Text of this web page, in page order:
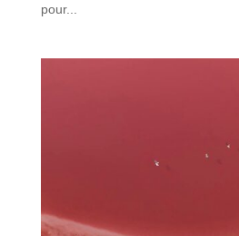
pour...